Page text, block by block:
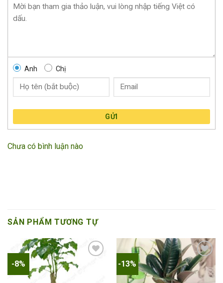
Anh Chị
GỬI
Chưa có bình luận nào
SẢN PHẨM TƯƠNG TỰ
-8% -13%
Add to